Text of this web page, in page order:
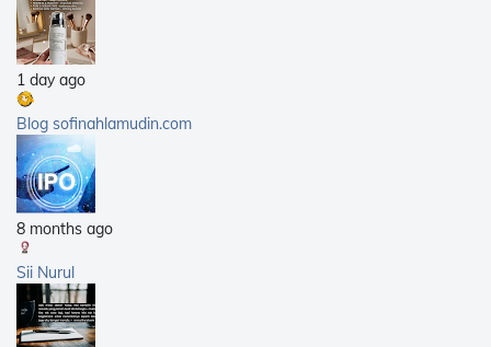
2011
2010
2009
2008
2007
1 day ago
Blog sofinahlamudin.com
8 months ago
Sii Nurul